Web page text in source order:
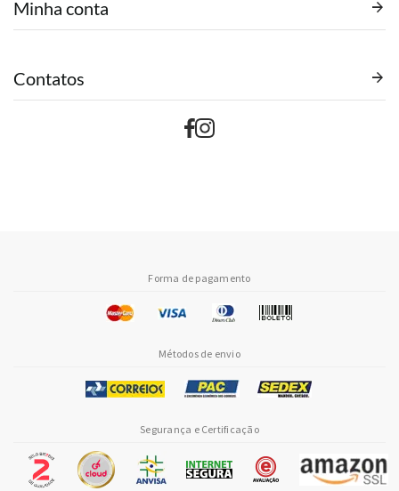
Minha conta
Contatos
Forma de pagamento
Métodos de envio
Segurança e Certificação